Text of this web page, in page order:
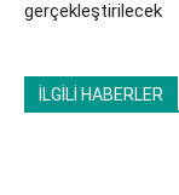
gerçekleştirilecek
İLGİLİ HABERLER